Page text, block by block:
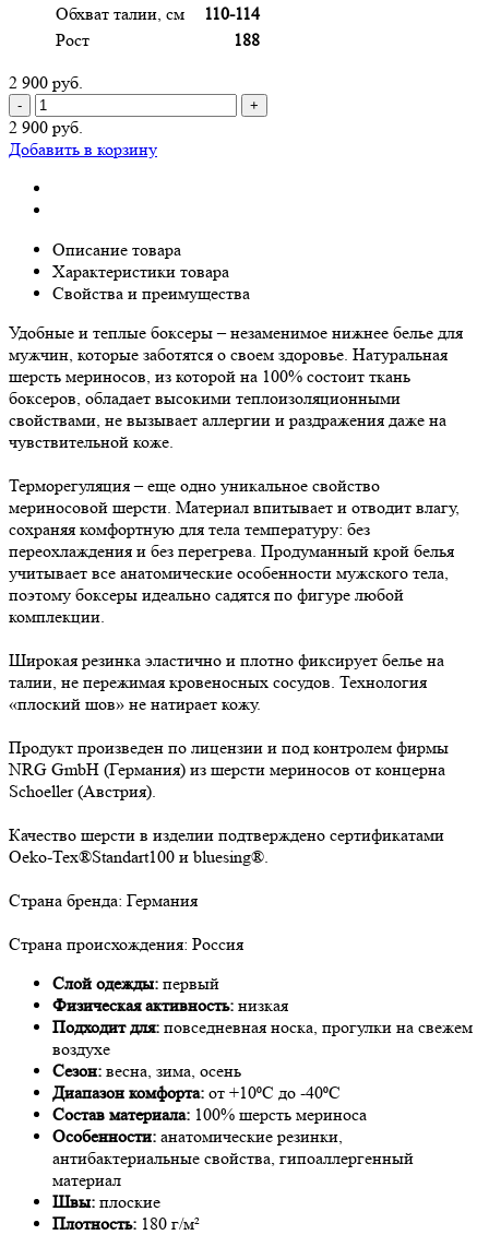
Обхват талии, см
110-114
Рост
188
2 900 руб.
- +
2 900 руб.
Добавить в корзину
Описание товара
Характеристики товара
Свойства и преимущества
Удобные и теплые боксеры – незаменимое нижнее белье для
мужчин, которые заботятся о своем здоровье. Натуральная
шерсть мериносов, из которой на 100% состоит ткань
боксеров, обладает высокими теплоизоляционными
свойствами, не вызывает аллергии и раздражения даже на
чувствительной коже.
Терморегуляция – еще одно уникальное свойство
мериносовой шерсти. Материал впитывает и отводит влагу,
сохраняя комфортную для тела температуру: без
переохлаждения и без перегрева. Продуманный крой белья
учитывает все анатомические особенности мужского тела,
поэтому боксеры идеально садятся по фигуре любой
комплекции.
Широкая резинка эластично и плотно фиксирует белье на
талии, не пережимая кровеносных сосудов. Технология
«плоский шов» не натирает кожу.
Продукт произведен по лицензии и под контролем фирмы
NRG GmbH (Германия) из шерсти мериносов от концерна
Schoeller (Австрия).
Качество шерсти в изделии подтверждено сертификатами
Oeko-Tex®Standart100 и bluesing®.
Страна бренда: Германия
Страна происхождения: Россия
Слой одежды: первый
Физическая активность: низкая
Подходит для: повседневная носка, прогулки на свежем
воздухе
Сезон: весна, зима, осень
Диапазон комфорта: от +10⁰С до -40⁰С
Состав материала: 100% шерсть мериноса
Особенности: анатомические резинки,
антибактериальные свойства, гипоаллергенный
материал
Швы: плоские
Плотность: 180 г/м²